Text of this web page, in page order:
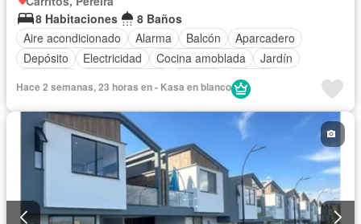
8 Habitaciones
8 Baños
Aire acondicionado
Alarma Balcón
Aparcadero
Depósito
Electricidad Cocina amoblada
Jardín
Jacuzzi
Sauna
Seguridad privada
Cuarto de servicio Piscina
Hace 2 semanas, 23 horas en - Kasa en blanco